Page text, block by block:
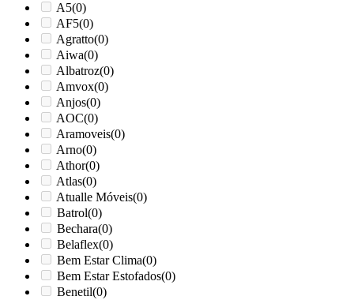
A5(0)
AF5(0)
Agratto(0)
Aiwa(0)
Albatroz(0)
Amvox(0)
Anjos(0)
AOC(0)
Aramoveis(0)
Arno(0)
Athor(0)
Atlas(0)
Atualle Móveis(0)
Batrol(0)
Bechara(0)
Belaflex(0)
Bem Estar Clima(0)
Bem Estar Estofados(0)
Benetil(0)